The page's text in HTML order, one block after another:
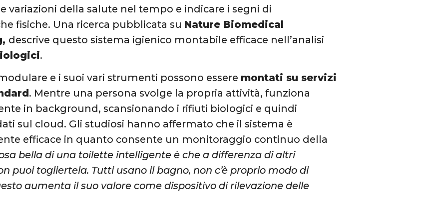
variazioni della salute nel tempo e indicare i segni di
fisiche. Una ricerca pubblicata su Nature Biomedical
descrive questo sistema igienico montabile efficace nell’analisi
.
e i suoi vari strumenti possono essere montati su servizi
. Mentre una persona svolge la propria attività, funziona
in background, scansionando i rifiuti biologici e quindi
sul cloud. Gli studiosi hanno affermato che il sistema è
efficace in quanto consente un monitoraggio continuo della
bella di una toilette intelligente è che a differenza di altri
puoi togliertela. Tutti usano il bagno, non c’è proprio modo di
aumenta il suo valore come dispositivo di rilevazione delle